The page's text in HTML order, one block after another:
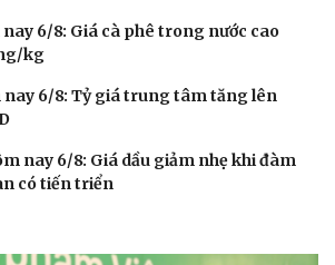
6/8: Giá cà phê trong nước cao
kg
nay 6/8: Tỷ giá trung tâm tăng lên
nay 6/8: Giá dầu giảm nhẹ khi đàm
có tiến triển